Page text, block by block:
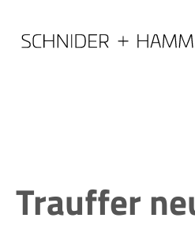
Trauffer